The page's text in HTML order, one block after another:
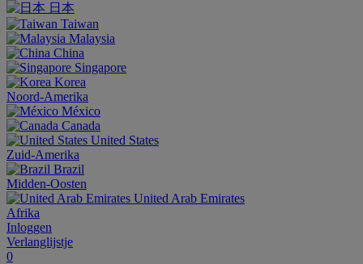
日本
Taiwan
Malaysia
China
Singapore
Korea
Noord-Amerika
México
Canada
United States
Zuid-Amerika
Brazil
Midden-Oosten
United Arab Emirates
Afrika
Inloggen
Verlanglijstje
0